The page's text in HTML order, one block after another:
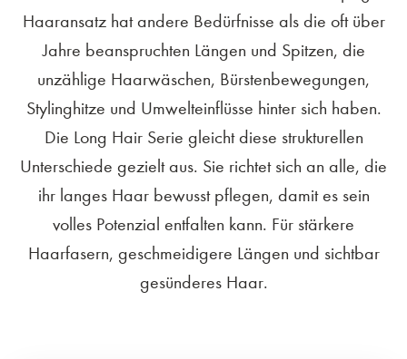
Haaransatz hat andere Bedürfnisse als die oft über
Jahre beanspruchten Längen und Spitzen, die
unzählige Haarwäschen, Bürstenbewegungen,
Stylinghitze und Umwelteinflüsse hinter sich haben.
Die Long Hair Serie gleicht diese strukturellen
Unterschiede gezielt aus. Sie richtet sich an alle, die
ihr langes Haar bewusst pflegen, damit es sein
volles Potenzial entfalten kann. Für stärkere
Haarfasern, geschmeidigere Längen und sichtbar
gesünderes Haar.